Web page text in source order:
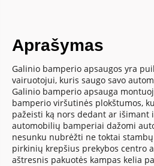
Aprašymas
Galinio bamperio apsaugos yra
vairuotojui, kuris saugo savo
Galinio bamperio apsauga
bamperio viršutinės plokštumos,
pažeisti ką nors dedant ar išimant
automobilių bamperiai dažomi
nesunku nubrėžti ne toktai
pirkinių krepšius prekybos centro
aštresnis pakuotės kampas kelia